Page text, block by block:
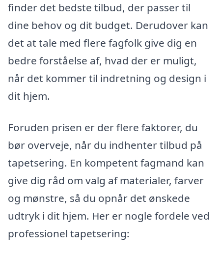
finder det bedste tilbud, der passer til
dine behov og dit budget. Derudover kan
det at tale med flere fagfolk give dig en
bedre forståelse af, hvad der er muligt,
når det kommer til indretning og design i
dit hjem.
Foruden prisen er der flere faktorer, du
bør overveje, når du indhenter tilbud på
tapetsering. En kompetent fagmand kan
give dig råd om valg af materialer, farver
og mønstre, så du opnår det ønskede
udtryk i dit hjem. Her er nogle fordele ved
professionel tapetsering: